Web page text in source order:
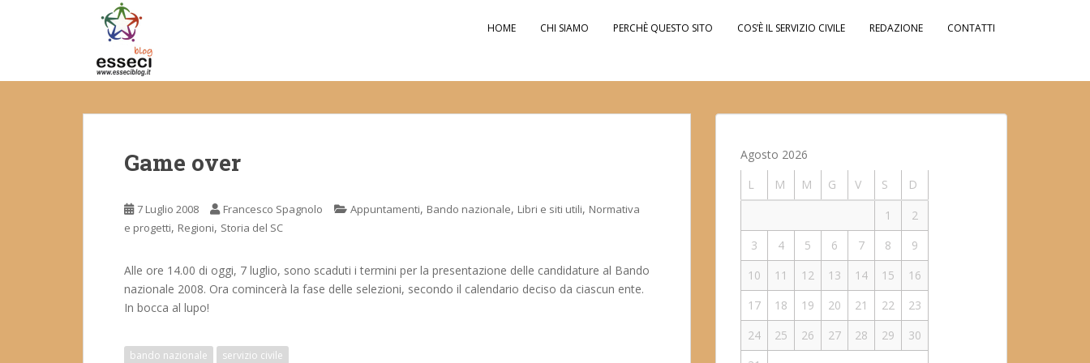
t
HOME CHI SIAMO PERCHÈ QUESTO SITO COS’È IL SERVIZIO CIVILE REDAZIONE CONTATTI
Game over
7 Luglio 2008 Francesco Spagnolo Appuntamenti, Bando nazionale, Libri e siti utili, Normativa
e progetti, Regioni, Storia del SC
Alle ore 14.00 di oggi, 7 luglio, sono scaduti i termini per la presentazione delle candidature al Bando
nazionale 2008. Ora comincerà la fase delle selezioni, secondo il calendario deciso da ciascun ente.
In bocca al lupo!
bando nazionale servizio civile
Agosto 2026
L
M M G V S
D
1
2
3
4 5 6 7 8
9
10
11 12 13 14 15
16
17
18 19 20 21 22
23
24
25 26 27 28 29
30